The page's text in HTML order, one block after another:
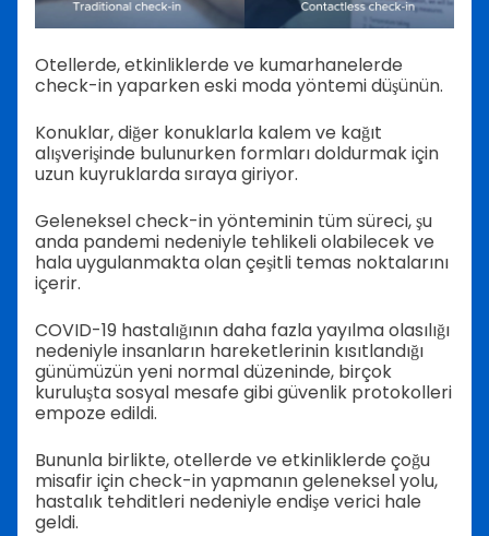
Otellerde, etkinliklerde ve kumarhanelerde
check-in yaparken eski moda yöntemi düşünün.
Konuklar, diğer konuklarla kalem ve kağıt
alışverişinde bulunurken formları doldurmak için
uzun kuyruklarda sıraya giriyor.
Geleneksel check-in yönteminin tüm süreci, şu
anda pandemi nedeniyle tehlikeli olabilecek ve
hala uygulanmakta olan çeşitli temas noktalarını
içerir.
COVID-19 hastalığının daha fazla yayılma olasılığı
nedeniyle insanların hareketlerinin kısıtlandığı
günümüzün yeni normal düzeninde, birçok
kuruluşta sosyal mesafe gibi güvenlik protokolleri
empoze edildi.
Bununla birlikte, otellerde ve etkinliklerde çoğu
misafir için check-in yapmanın geleneksel yolu,
hastalık tehditleri nedeniyle endişe verici hale
geldi.